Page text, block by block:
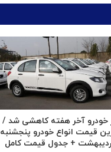
خودرو آخر هفته کاهشی شد /
قیمت انواع خودرو پنجشنبه